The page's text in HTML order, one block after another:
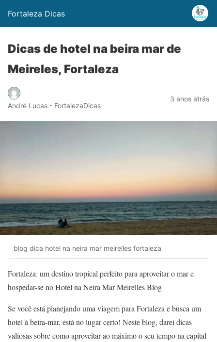
Fortaleza Dicas
Dicas de hotel na beira mar de
Meireles, Fortaleza
André Lucas - FortalezaDicas
3 anos atrás
blog dica hotel na neira mar meirelles fortaleza
Fortaleza: um destino tropical perfeito para aproveitar o mar e
hospedar-se no Hotel na Neira Mar Meirelles Blog
Se você está planejando uma viagem para Fortaleza e busca um
hotel à beira-mar, está no lugar certo! Neste blog, darei dicas
valiosas sobre como aproveitar ao máximo o seu tempo na capital